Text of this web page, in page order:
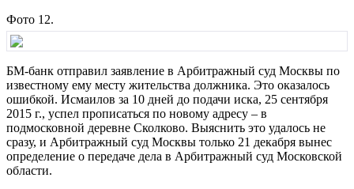
Фото 12.
БМ-банк отправил заявление в Арбитражный суд Москвы по
известному ему месту жительства должника. Это оказалось
ошибкой. Исмаилов за 10 дней до подачи иска, 25 сентября
2015 г., успел прописаться по новому адресу – в
подмосковной деревне Сколково. Выяснить это удалось не
сразу, и Арбитражный суд Москвы только 21 декабря вынес
определение о передаче дела в Арбитражный суд Московской
области.